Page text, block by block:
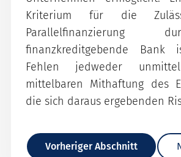
Kriterium für die
Parallelfinanzierung
finanzkreditgebende
Fehlen jedweder
mittelbaren Mithaftung des
die sich daraus ergebenden
Vorheriger Abschnitt